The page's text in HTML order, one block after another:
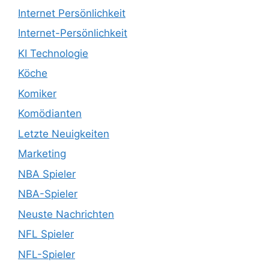
Internet Persönlichkeit
Internet-Persönlichkeit
KI Technologie
Köche
Komiker
Komödianten
Letzte Neuigkeiten
Marketing
NBA Spieler
NBA-Spieler
Neuste Nachrichten
NFL Spieler
NFL-Spieler